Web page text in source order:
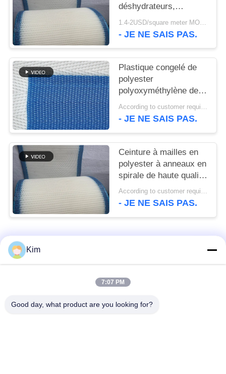
POLICY
déshydrateurs,
faisceau en polyester,
bande de faisceau de
1.4-2USD/square meter MOQ:meetr 1square
- JE NE SAIS PAS.
Plastique congelé de
polyester
polyoxyméthylène de
qualité alimentaire,
maillage modulaire en
bande de séchoir à
entraînement plat
According to customer requirements MOQ:1 mètre
- JE NE SAIS PAS.
Ceinture à mailles en
polyester à anneaux en
spirale de haute qualité
100% polyester
filtrage, ceinture à
According to customer requirements MOQ:1 mètre
- JE NE SAIS PAS.
Catégories populaires
Ceinture en spirale de
Kim
7:07 PM
Good day, what product are you looking for?